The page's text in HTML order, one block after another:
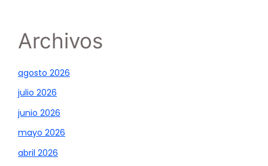
Archivos
agosto 2026
julio 2026
junio 2026
mayo 2026
abril 2026